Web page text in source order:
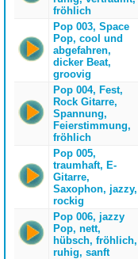
fröhlich
Pop 003, Space
Pop, cool und
abgefahren,
dicker Beat,
groovig
Pop 004, Fest,
Rock Gitarre,
Spannung,
Feierstimmung,
fröhlich
Pop 005,
traumhaft, E-
Gitarre,
Saxophon, jazzy,
rockig
Pop 006, jazzy
Pop, nett,
hübsch, fröhlich,
ruhig, sanft